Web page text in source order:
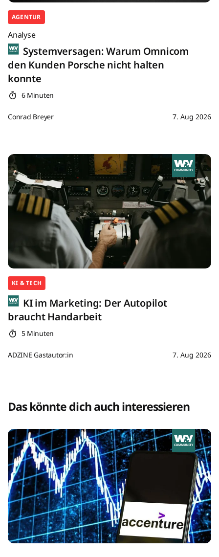
AGENTUR
Analyse
Systemversagen: Warum Omnicom
den Kunden Porsche nicht halten
konnte
6 Minuten
Conrad Breyer 7. Aug 2026
KI & TECH
KI im Marketing: Der Autopilot
braucht Handarbeit
5 Minuten
ADZINE Gastautor:in 7. Aug 2026
Das könnte dich auch interessieren